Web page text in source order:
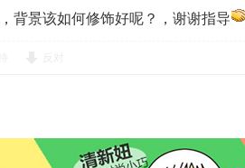
背景该如何修饰好呢？，谢谢指导